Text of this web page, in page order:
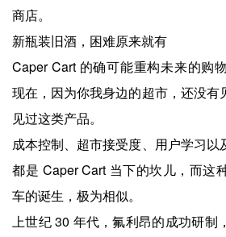
商店。
新瓶装旧酒，困难原来就有
Caper Cart 的确可能重构未来的购
现在，因为你我身边的超市，还没有
见过这类产品。
成本控制、超市接受度、用户学习以
都是 Caper Cart 当下的坎儿，而这
车的诞生，极为相似。
上世纪 30 年代，氟利昂的成功研制